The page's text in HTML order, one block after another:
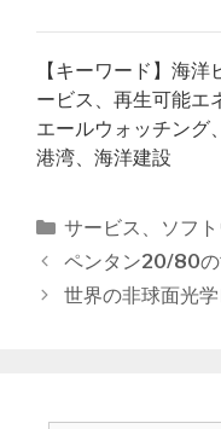
【キーワード】海
ービス、再生可能エ
エールウォッチング
港湾、海洋建設
カ
テ
ゴ
サービス、ソフ
投
稿
ペンタン20/80
世界の非球面光